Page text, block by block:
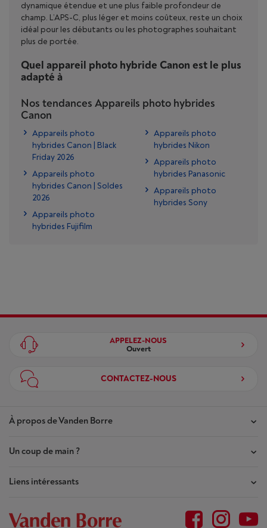
dynamique étendue et une plus faible profondeur de
champ. L’APS-C, plus léger et moins coûteux, reste un choix
idéal pour les débutants ou les photographes souhaitant
plus de portée.
Quel appareil photo hybride Canon est le plus
adapté à
Nos tendances Appareils photo hybrides
Canon
Appareils photo
hybrides Canon | Black
Friday 2026
Appareils photo
hybrides Canon | Soldes
2026
Appareils photo
hybrides Fujifilm
Appareils photo
hybrides Nikon
Appareils photo
hybrides Panasonic
Appareils photo
hybrides Sony
À propos de Vanden Borre
Nos magasins
Contrat de Confiance
Plan du site
Un coup de main ?
Mes commandes
Liens intéressants
Outlet
APPELEZ-NOUS
Ouvert
CONTACTEZ-NOUS